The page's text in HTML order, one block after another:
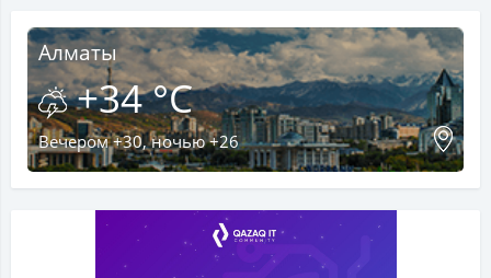
Алматы
+34 °C
Вечером +30, ночью +26